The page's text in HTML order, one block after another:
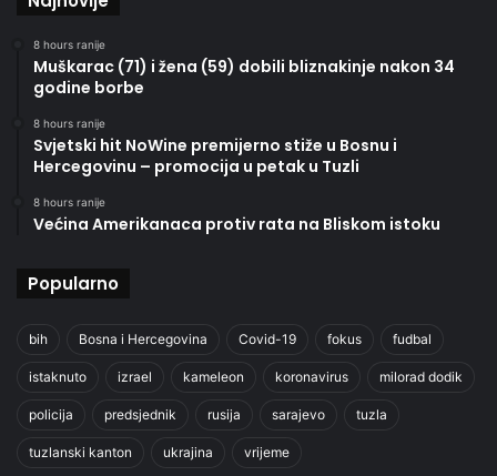
8 hours ranije
Muškarac (71) i žena (59) dobili bliznakinje nakon 34
godine borbe
8 hours ranije
Svjetski hit NoWine premijerno stiže u Bosnu i
Hercegovinu – promocija u petak u Tuzli
8 hours ranije
Većina Amerikanaca protiv rata na Bliskom istoku
Popularno
bih Bosna i Hercegovina Covid-19 fokus fudbal
istaknuto izrael kameleon koronavirus milorad dodik
policija predsjednik rusija sarajevo tuzla
tuzlanski kanton ukrajina vrijeme